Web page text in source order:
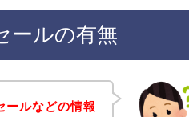
ールの有無
ールなどの情報